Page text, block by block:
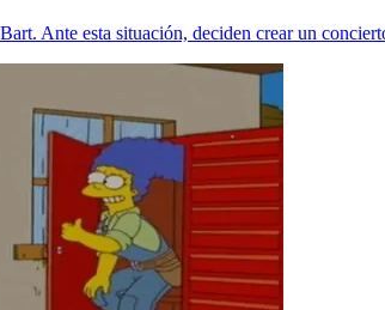
Ante esta situación, deciden crear un